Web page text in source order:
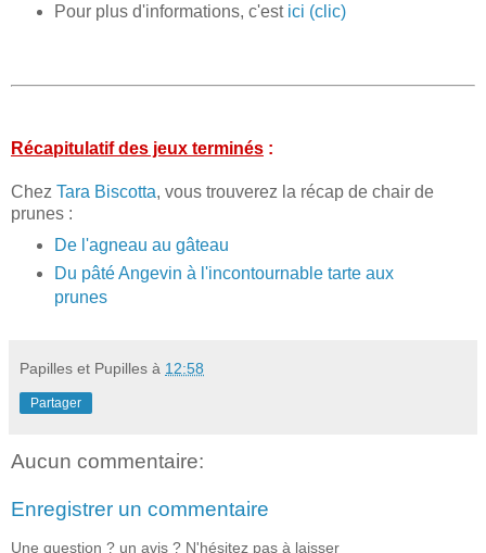
Pour plus d'informations, c'est ici (clic)
Récapitulatif des jeux terminés :
Chez Tara Biscotta, vous trouverez la récap de chair de
prunes :
De l'agneau au gâteau
Du pâté Angevin à l'incontournable tarte aux
prunes
Papilles et Pupilles à 12:58
Partager
Aucun commentaire:
Enregistrer un commentaire
Une question ? un avis ? N'hésitez pas à laisser